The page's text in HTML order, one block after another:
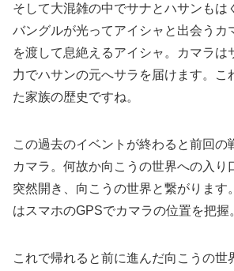
そして大混雑の中でサナとハサンもは
バングルが光ってアイシャと出会うカ
を渡して息絶えるアイシャ。カマラは
力でハサンの元へサラを届けます。こ
た家族の歴史ですね。
この過去のイベントが終わると前回の
カマラ。何故か向こうの世界への入り
突然開き、向こうの世界と繋がります
はスマホのGPSでカマラの位置を把握
これで帰れると前に進んだ向こうの世